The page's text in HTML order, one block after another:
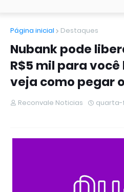
Página inicial Destaques
Nubank pode
R$5 mil para você
veja como pegar
Reconvale Noticias
quarta-